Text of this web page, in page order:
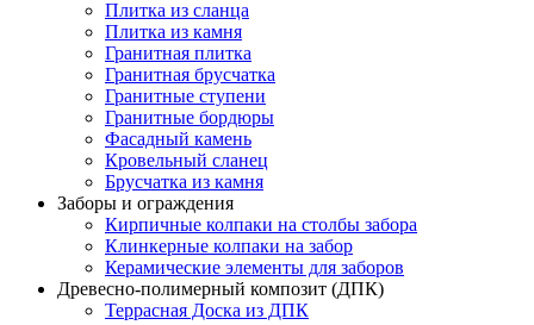
Плитка из сланца
Плитка из камня
Гранитная плитка
Гранитная брусчатка
Гранитные ступени
Гранитные бордюры
Фасадный камень
Кровельный сланец
Брусчатка из камня
Заборы и ограждения
Кирпичные колпаки на столбы забора
Клинкерные колпаки на забор
Керамические элементы для заборов
Древесно-полимерный композит (ДПК)
Террасная Доска из ДПК